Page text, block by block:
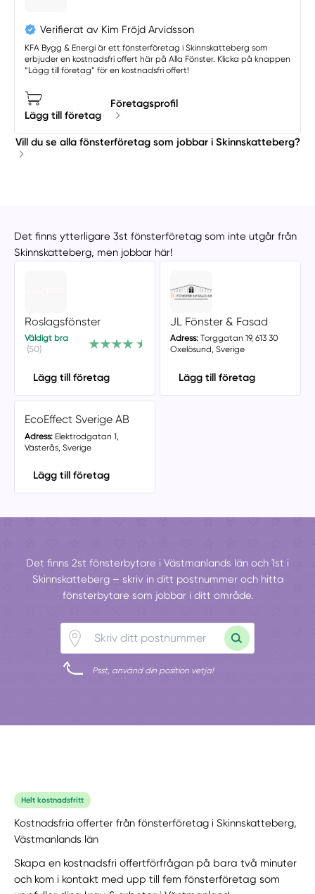
Verifierat av Kim Fröjd Arvidsson
KFA Bygg & Energi är ett fönsterföretag i Skinnskatteberg som
erbjuder en kostnadsfri offert här på Alla Fönster. Klicka på knappen
“Lägg till företag” för en kostnadsfri offert!
Lägg till företag
Företagsprofil
Vill du se alla fönsterföretag som jobbar i Skinnskatteberg?
Det finns ytterligare 3st fönsterföretag som inte utgår från
Skinnskatteberg, men jobbar här!
Roslagsfönster
Väldigt bra
(50)
Lägg till företag
JL Fönster & Fasad
Adress:Torggatan 19, 613 30
Oxelösund, Sverige
Lägg till företag
EcoEffect Sverige AB
Adress:Elektrodgatan 1,
Västerås, Sverige
Lägg till företag
Det finns 2st fönsterbytare i Västmanlands län och 1st i
Skinnskatteberg – skriv in ditt postnummer och hitta
fönsterbytare som jobbar i ditt område.
Psst, använd din position vetja!
Helt kostnadsfritt
Kostnadsfria offerter från fönsterföretag i Skinnskatteberg,
Västmanlands län
Skapa en kostnadsfri offertförfrågan på bara två minuter
och kom i kontakt med upp till fem fönsterföretag som